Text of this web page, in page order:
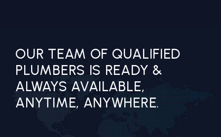
OUR TEAM OF QUALIFIED
PLUMBERS IS READY &
ALWAYS AVAILABLE,
ANYTIME, ANYWHERE.